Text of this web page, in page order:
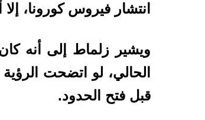
انتشار فيروس كورونا،
ويشير زلماط إلى أنه
الحالي، لو اتضحت
قبل فتح الحدود.